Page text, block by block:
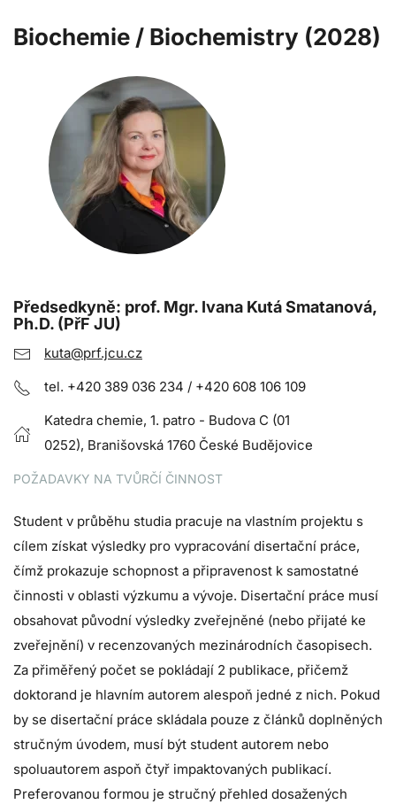
Biochemie / Biochemistry (2028)
Předsedkyně: prof. Mgr. Ivana Kutá Smatanová,
Ph.D. (PřF JU)
kuta@prf.jcu.cz
tel. +420 389 036 234 / +420 608 106 109
Katedra chemie, 1. patro - Budova C (01
0252), Branišovská 1760 České Budějovice
POŽADAVKY NA TVŮRČÍ ČINNOST
Student v průběhu studia pracuje na vlastním projektu s
cílem získat výsledky pro vypracování disertační práce,
čímž prokazuje schopnost a připravenost k samostatné
činnosti v oblasti výzkumu a vývoje. Disertační práce musí
obsahovat původní výsledky zveřejněné (nebo přijaté ke
zveřejnění) v recenzovaných mezinárodních časopisech.
Za přiměřený počet se pokládají 2 publikace, přičemž
doktorand je hlavním autorem alespoň jedné z nich. Pokud
by se disertační práce skládala pouze z článků doplněných
stručným úvodem, musí být student autorem nebo
spoluautorem aspoň čtyř impaktovaných publikací.
Preferovanou formou je stručný přehled dosažených